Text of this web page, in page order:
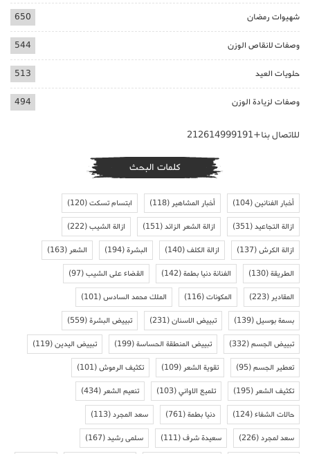
شهيوات رمضان 650
وصفات لانقاص الوزن 544
حلويات العيد 513
وصفات لزيادة الوزن 494
للاتصال بنا+212614999191
كلمات البحث
أخبار الفنانين(104) أخبار المشاهير(118) ابتسام تسكت(120)
ازالة التجاعيد(351) ازالة الشعر الزائد(151) ازالة الشيب(222)
ازالة الكرش(137) ازالة الكلف(140) البشرة(194) الشعر(163)
الطريقة(130) الفنانة دنيا بطمة(142) القضاء على الشيب(97)
المقادير(223) المكونات(116) الملك محمد السادس(101)
بسمة بوسيل(139) تبييض الاسنان(231) تبييض البشرة(559)
تبييض الجسم(332) تبييض المنطقة الحساسة(199) تبييض اليدين(119)
تعطير الجسم(95) تقوية الشعر(109) تكثيف الرموش(101)
تكثيف الشعر(195) تلميع الاواني(103) تنعيم الشعر(434)
حالات الشفاء(124) دنيا بطمة(761) سعد المجرد(113)
سعد لمجرد(226) سعيدة شرف(111) سلمى رشيد(167)